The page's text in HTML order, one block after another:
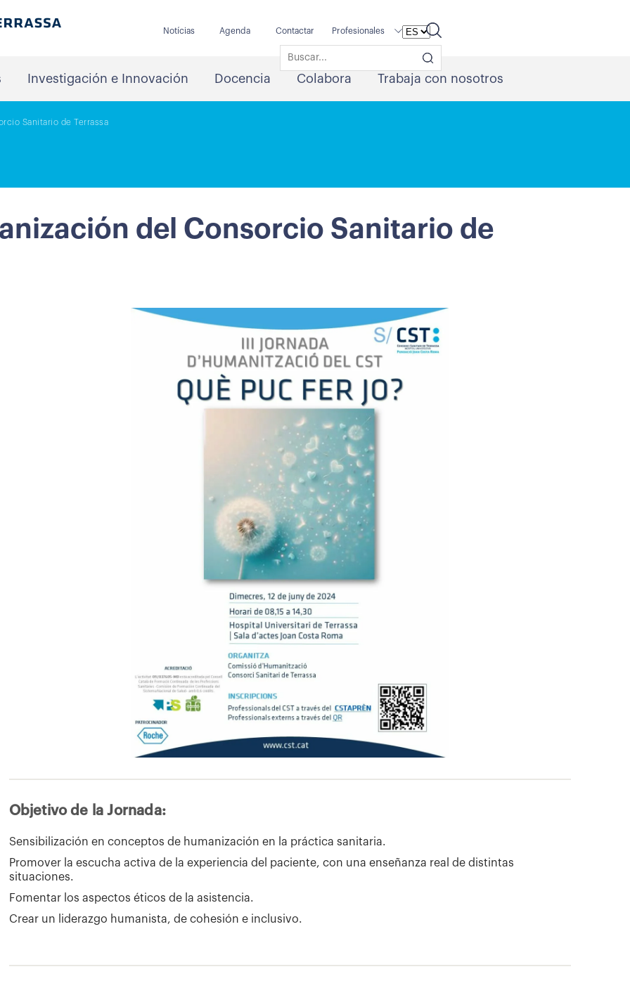
Notícias Agenda Contactar Profesionales
Investigación e Innovación Docencia Colabora Trabaja con nosotros
Sanitario de Terrassa
del Consorcio Sanitario de
Objetivo de la Jornada:
Sensibilización en conceptos de humanización en la práctica sanitaria.
Promover la escucha activa de la experiencia del paciente, con una enseñanza real de distintas
situaciones.
Fomentar los aspectos éticos de la asistencia.
Crear un liderazgo humanista, de cohesión e inclusivo.